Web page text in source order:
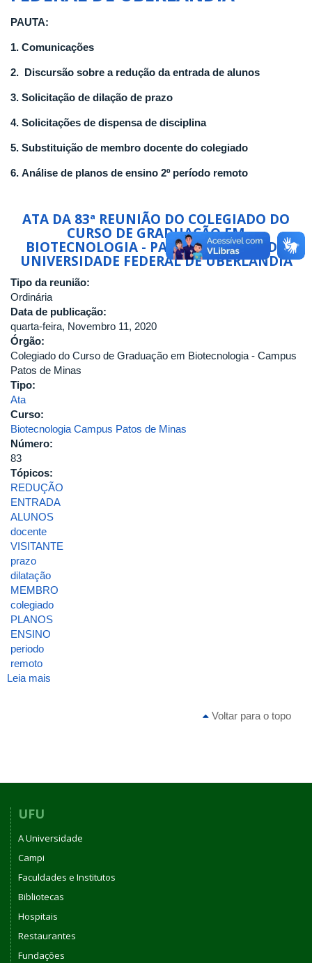
GRADUAÇÃO
-
DE
MINAS
DA
UNIVERSIDADE
DE
PAUTA:
1. Comunicações
2. Discursão sobre a redução da entrada de alunos
3. Solicitação de dilação de prazo
4. Solicitações de dispensa de disciplina
5. Substituição de membro docente do colegiado
6. Análise de planos de ensino 2º período remoto
ATA DA 83ª REUNIÃO DO COLEGIADO DO
CURSO DE GRADUAÇÃO EM
BIOTECNOLOGIA - PATOS DE MINAS DA
UNIVERSIDADE FEDERAL DE UBERLÂNDIA
Tipo da reunião:
Ordinária
Data de publicação:
quarta-feira, Novembro 11, 2020
Órgão:
Colegiado do Curso de Graduação em Biotecnologia - Campus
Patos de Minas
Tipo:
Ata
Curso:
Biotecnologia Campus Patos de Minas
Número:
83
Tópicos:
REDUÇÃO
ENTRADA
ALUNOS
docente
VISITANTE
prazo
dilatação
MEMBRO
colegiado
PLANOS
ENSINO
periodo
remoto
Leia mais
DO
EM
PATOS
DE
MINAS
UNIVERSIDADE
FEDERAL
Voltar para o topo
UFU
A Universidade
Campi
Faculdades e Institutos
Bibliotecas
Hospitais
Restaurantes
Fundações